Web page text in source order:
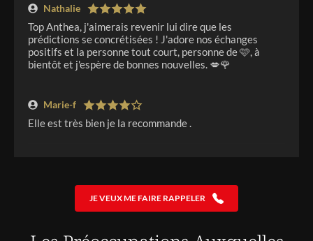
Nathalie
Top Anthea, j'aimerais revenir lui dire que les
prédictions se concrétisées ! J'adore nos échanges
positifs et la personne tout court, personne de 🩷, à
bientôt et j'espère de bonnes nouvelles. 💋🌹
Marie-f
Elle est très bien je la recommande .
JE VEUX ME FAIRE RAPPELER